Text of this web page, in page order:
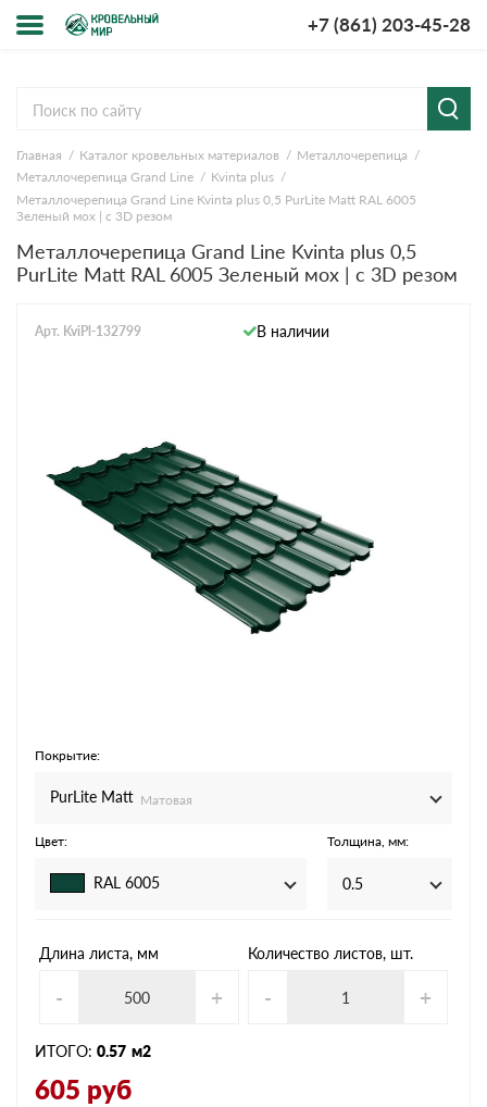
+7 (861) 203-45-28
компании
и оплата
ответы
Главная Каталог кровельных материалов
Металлочерепица
Металлочерепица Grand Line
Kvinta plus
Металлочерепица Grand Line Kvinta plus 0,5 PurLite Matt RAL 6005
Зеленый мох | с 3D резом
Металлочерепица Grand Line Kvinta plus 0,5
PurLite Matt RAL 6005 Зеленый мох | с 3D резом
Арт. KviPl-132799 В наличии
Покрытие:
PurLite Мatt Матовая
Цвет:
RAL 6005
Толщина, мм:
0.5
Длина листа, мм
- +
Количество листов, шт.
- +
ИТОГО: 0.57 м2
605 руб